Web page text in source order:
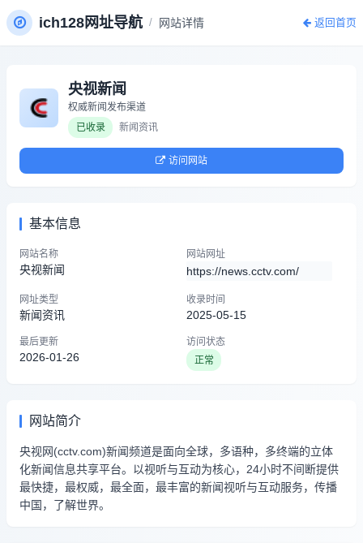
ich128网址导航 / 网站详情 返回首页
央视新闻
权威新闻发布渠道
已收录
新闻资讯
访问网站
基本信息
网站名称
央视新闻
网站网址
https://news.cctv.com/
网址类型
新闻资讯
收录时间
2025-05-15
最后更新
2026-01-26
访问状态
正常
网站简介
央视网(cctv.com)新闻频道是面向全球，多语种，多终端的立体
化新闻信息共享平台。以视听与互动为核心，24小时不间断提供
最快捷，最权威，最全面，最丰富的新闻视听与互动服务，传播
中国，了解世界。